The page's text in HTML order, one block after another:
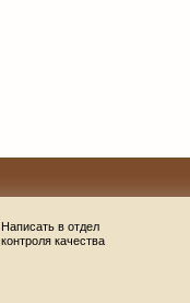
Написать в отдел
контроля качества